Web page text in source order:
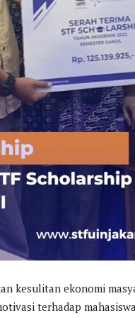
kesulitan ekonomi
terhadap